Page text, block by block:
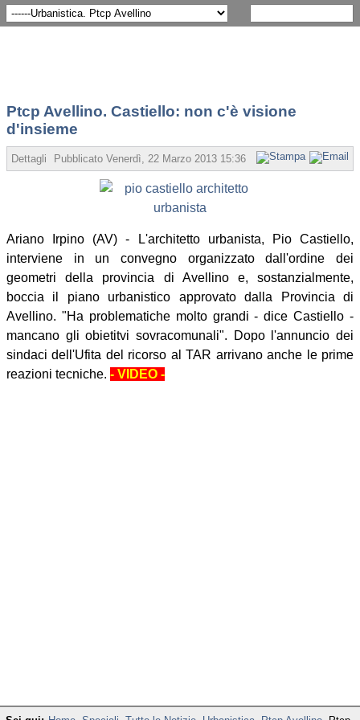
Ptcp Avellino. Castiello: non c'è visione
d'insieme
Dettagli Pubblicato Venerdì, 22 Marzo 2013 15:36 Scritto da Redazione
Ariano Irpino (AV) - L'architetto urbanista, Pio Castiello,
interviene in un convegno organizzato dall'ordine dei
geometri della provincia di Avellino e, sostanzialmente,
boccia il piano urbanistico approvato dalla Provincia di
Avellino. "Ha problematiche molto grandi - dice Castiello -
mancano gli obietitvi sovracomunali". Dopo l'annuncio dei
sindaci dell'Ufita del ricorso al TAR arrivano anche le prime
reazioni tecniche. - VIDEO -